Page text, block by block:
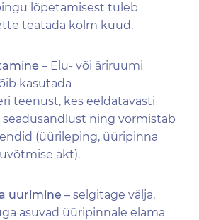
lõpetamisest tuleb
teatada kolm kuud.
– Elu- või äriruumi
kasutada
teenust, kes eeldatavasti
ning vormistab
(üürileping, üüripinna
akt).
uurimine – selgitage välja,
asuvad üüripinnale elama